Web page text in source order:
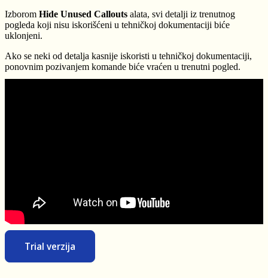
Izborom Hide Unused Callouts alata, svi detalji iz trenutnog
pogleda koji nisu iskorišćeni u tehničkoj dokumentaciji biće
uklonjeni.
Ako se neki od detalja kasnije iskoristi u tehničkoj dokumentaciji,
ponovnim pozivanjem komande biće vraćen u trenutni pogled.
Trial verzija